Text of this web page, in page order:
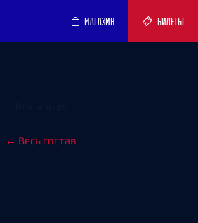
МАГАЗИН БИЛЕТЫ
← Весь состав